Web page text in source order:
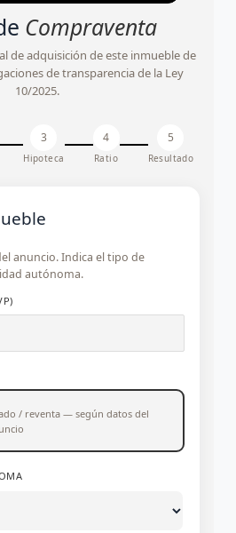
Compraventa
de adquisición de este inmueble de
de transparencia de la Ley
10/2025.
3
Hipoteca
4
Ratio
5
Resultado
anuncio. Indica el tipo de
autónoma.
/ reventa — según datos del